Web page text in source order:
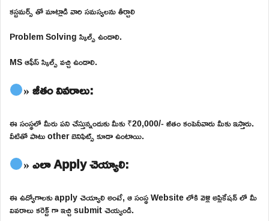
కస్టమర్స్ తో మాట్లాడి వారి సమస్యలను తీర్చాలి
Problem Solving స్కిల్స్ ఉండాలి.
MS ఆఫీస్ స్కిల్స్ వచ్చి ఉండాలి.
» జీతం వివరాలు:
ఈ సంస్థలో మీరు పని చేస్తున్నందుకు మీకు ₹20,000/- జీతం కంపెనీవారు మీకు ఇస్తారు.
వీటితో పాటు other బెనిఫిట్స్ కూడా ఉంటాయి.
» ఎలా Apply చెయ్యాలి:
ఈ ఉద్యోగాలకు apply చెయ్యాలి అంటే, ఆ సంస్థ Website లోకి వెళ్లి అప్లికేషన్ లో మీ
వివరాలు కరెక్ట్ గా ఇచ్చి submit చెయ్యండి.